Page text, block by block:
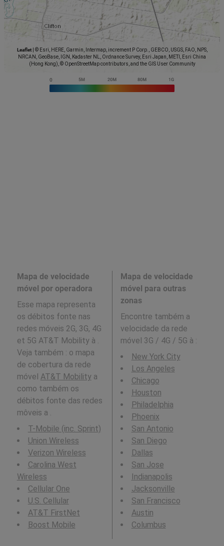
Leaflet
© Esri, HERE, Garmin, Intermap, increment P Corp., GEBCO, USGS, FAO, NPS,
NRCAN, GeoBase, IGN, Kadaster NL, Ordnance Survey, Esri Japan, METI, Esri China
(Hong Kong), © OpenStreetMap contributors, and the GIS User Community
Mapa de velocidade
móvel por operadora
Esse mapa representa
os débitos fonte nas
redes móveis 2G, 3G, 4G
et 5G AT&T Mobility à .
Veja também : o mapa
de cobertura da rede
móvel AT&T Mobilitya
como também os
débitos fonte das redes
môveis a .
T-Mobile (inc. Sprint)
Union Wireless
Verizon Wireless
Carolina West
Wireless
Cellular One
U.S. Cellular
AT&T FirstNet
Boost Mobile
Mapa de velocidade
móvel para outras
zonas
Encontre também a
velocidade da rede
móvel 3G / 4G / 5G à :
New York City
Los Angeles
Chicago
Houston
Philadelphia
Phoenix
San Antonio
San Diego
Dallas
San Jose
Indianapolis
Jacksonville
San Francisco
Austin
Columbus